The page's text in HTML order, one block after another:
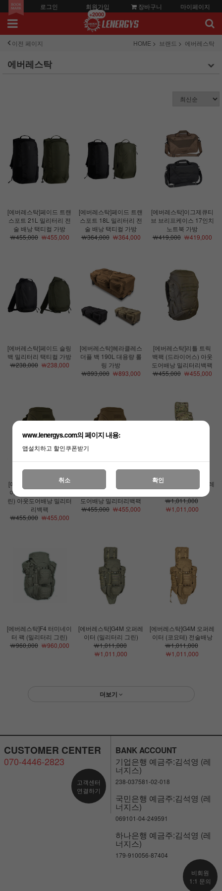
로그인 회원가입
+2000
장바구니 마이페이지
이전 페이지 HOME 브랜드 에버레스탁
에버레스탁
[에버레스탁]페이드 트랜
스포트 21L 밀리터리 전
술 배낭 택티컬 가방
￦455,000￦455,000
[에버레스탁]페이드 트랜
스포트 18L 밀리터리 전
술 배낭 택티컬 가방
￦364,000￦364,000
[에버레스탁]이그제큐티
브 브리프케이스 17인치
노트북 가방
￦419,000￦419,000
[에버레스탁]페이드 슬링
백 밀리터리 택티컬 가방
￦238,000￦238,000
[에버레스탁]헤라클레스
더플 백 190L 대용량 롤
링 가방
￦893,000￦893,000
[에버레스탁]리틀 트릭
백팩 (드라이어스) 아웃
도어배낭 밀리터리백팩
￦455,000￦455,000
[에버레스탁]스위치블레
이드 백팩 (밀리터리 그
린) 아웃도어배낭 밀리터
리백팩
￦455,000￦455,000
이드 백팩 (코요테) 아웃
도어배낭 밀리터리백팩
￦455,000￦455,000
[에버레스탁]G4M 오퍼레
이터 (멀티캠)
￦1,011,000
￦1,011,000
[에버레스탁]F4 터미네이
터 팩 (밀리터리 그린)
￦960,000￦960,000
[에버레스탁]G4M 오퍼레
이터 (밀리터리 그린)
￦1,011,000
￦1,011,000
[에버레스탁]G4M 오퍼레
이터 (코요테) 전술배낭
￦1,011,000
￦1,011,000
더보기
CUSTOMER CENTER
070-4446-2823
고객센터
연결하기
BANK ACCOUNT
기업은행 예금주:김석영 (레
너지스)
238-037581-02-018
국민은행 예금주:김석영 (레
너지스)
069101-04-249591
하나은행 예금주:김석영 (레
너지스)
179-910056-87404
비회원
1:1 문의
www.lenergys.com의 페이지 내용:
앱설치하고 할인쿠폰받기
취소 확인